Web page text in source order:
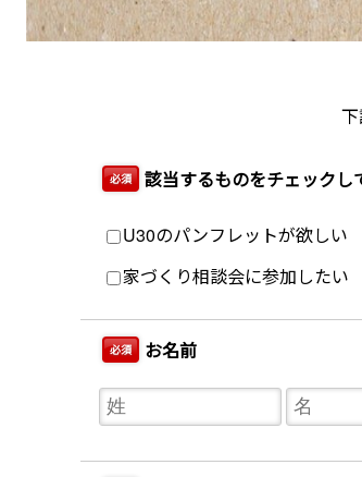
必須 該当するものをチェックし
U30のパンフレットが欲しい
家づくり相談会に参加したい
必須 お名前